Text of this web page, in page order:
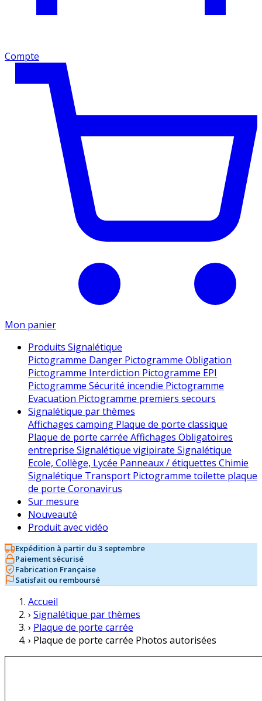
Compte
Mon panier
Produits Signalétique
Pictogramme Danger Pictogramme Obligation
Pictogramme Interdiction Pictogramme EPI
Pictogramme Sécurité incendie Pictogramme
Evacuation Pictogramme premiers secours
Signalétique par thèmes
Affichages camping Plaque de porte classique
Plaque de porte carrée Affichages Obligatoires
entreprise Signalétique vigipirate Signalétique
Ecole, Collège, Lycée Panneaux / étiquettes Chimie
Signalétique Transport Pictogramme toilette plaque
de porte Coronavirus
Sur mesure
Nouveauté
Produit avec vidéo
Expédition à partir du 3 septembre
Paiement sécurisé
Fabrication Française
Satisfait ou remboursé
Accueil
› Signalétique par thèmes
› Plaque de porte carrée
› Plaque de porte carrée Photos autorisées